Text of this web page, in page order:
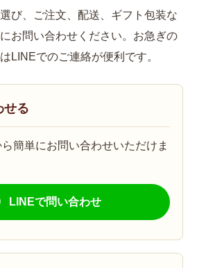
び、ご注文、配送、ギフト包装な
お問い合わせください。お急ぎの
LINEでのご連絡が便利です。
せる
簡単にお問い合わせいただけま
LINEで問い合わせ